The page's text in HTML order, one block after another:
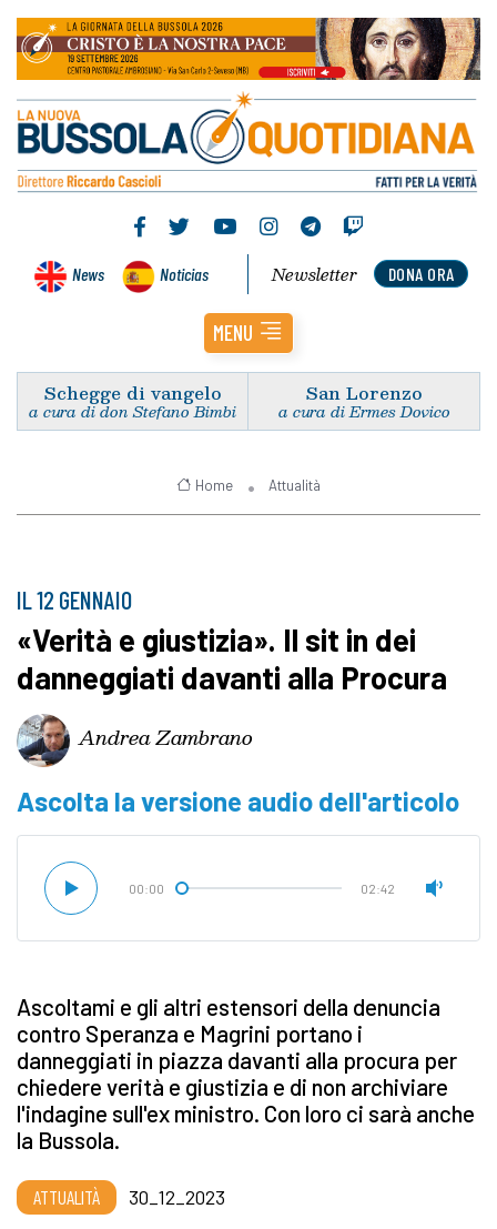
News Noticias DONA ORA
Newsletter
MENU
Schegge di vangelo
a cura di don Stefano Bimbi
San Lorenzo
a cura di Ermes Dovico
Home Attualità
IL 12 GENNAIO
«Verità e giustizia». Il sit in dei
danneggiati davanti alla Procura
Andrea Zambrano
Ascolta la versione audio dell'articolo
00:00 02:42
Ascoltami e gli altri estensori della denuncia
contro Speranza e Magrini portano i
danneggiati in piazza davanti alla procura per
chiedere verità e giustizia e di non archiviare
l'indagine sull'ex ministro. Con loro ci sarà anche
la Bussola.
ATTUALITÀ 30_12_2023